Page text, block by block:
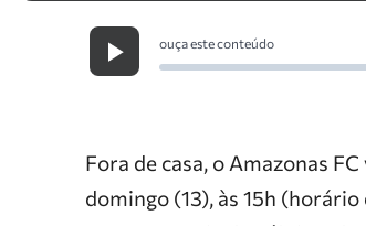
ouça este conteúdo
Fora de casa, o Amazonas
domingo (13), às 15h